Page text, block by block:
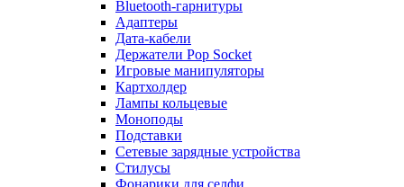
Bluetooth-гарнитуры
Адаптеры
Дата-кабели
Держатели Pop Socket
Игровые манипуляторы
Картхолдер
Лампы кольцевые
Моноподы
Подставки
Сетевые зарядные устройства
Стилусы
Фонарики для селфи